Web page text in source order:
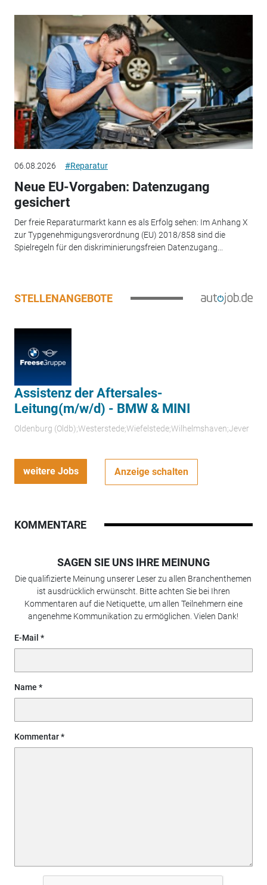
06.08.2026 #Reparatur
Neue EU-Vorgaben: Datenzugang
gesichert
Der freie Reparaturmarkt kann es als Erfolg sehen: Im Anhang X
zur Typgenehmigungsverordnung (EU) 2018/858 sind die
Spielregeln für den diskriminierungsfreien Datenzugang...
STELLENANGEBOTE
Assistenz der Aftersales-
Leitung(m/w/d) - BMW & MINI
Oldenburg (Oldb);Westerstede;Wiefelstede;Wilhelmshaven;Jever
weitere Jobs Anzeige schalten
KOMMENTARE
SAGEN SIE UNS IHRE MEINUNG
Die qualifizierte Meinung unserer Leser zu allen Branchenthemen
ist ausdrücklich erwünscht. Bitte achten Sie bei Ihren
Kommentaren auf die Netiquette, um allen Teilnehmern eine
angenehme Kommunikation zu ermöglichen. Vielen Dank!
E-Mail
Name
Kommentar